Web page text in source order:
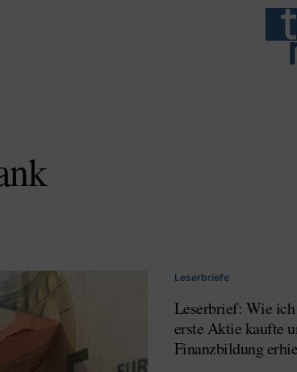
Leserbriefe
Leserbrief: Wie
erste Aktie kaufte
Finanzbildung